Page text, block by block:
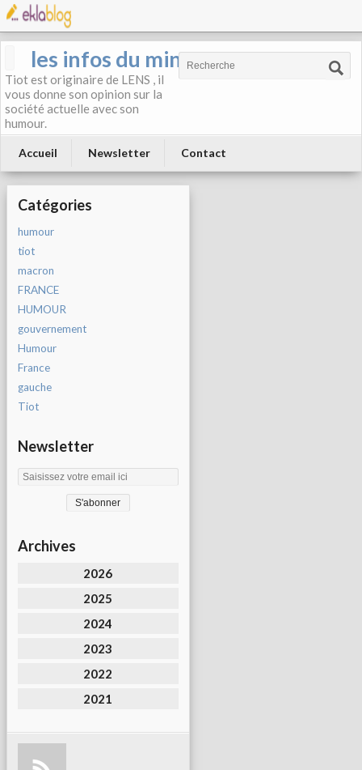
les infos du mineur
Tiot est originaire de LENS , il
vous donne son opinion sur la
société actuelle avec son
humour.
Accueil Newsletter Contact
Catégories
humour
tiot
macron
FRANCE
HUMOUR
gouvernement
Humour
France
gauche
Tiot
Newsletter
Archives
2026
2025
2024
2023
2022
2021